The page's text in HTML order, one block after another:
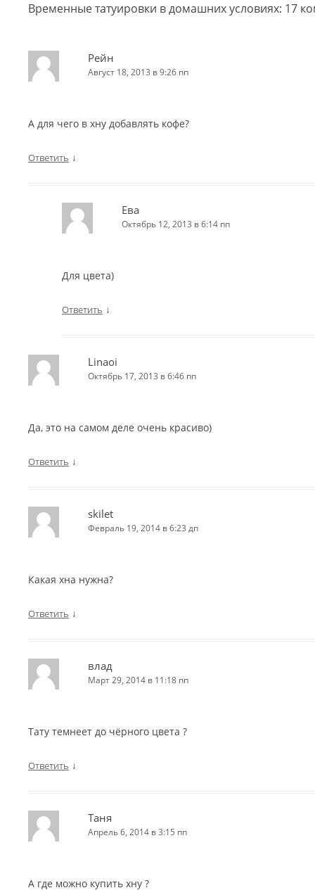
Временные татуировки в домашних условиях: 17
Рейн
Август 18, 2013 в 9:26 пп
А для чего в хну добавлять кофе?
Ответить ↓
Ева
Октябрь 12, 2013 в 6:14 пп
Для цвета)
Ответить ↓
Linaoi
Октябрь 17, 2013 в 6:46 пп
Да, это на самом деле очень красиво)
Ответить ↓
skilet
Февраль 19, 2014 в 6:23 дп
Какая хна нужна?
Ответить ↓
влад
Март 29, 2014 в 11:18 пп
Тату темнеет до чёрного цвета ?
Ответить ↓
Таня
Апрель 6, 2014 в 3:15 пп
А где можно купить хну ?